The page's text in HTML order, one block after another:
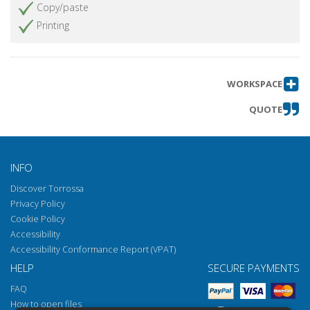
Gli autori del volume
Copy/paste
Printing
WORKSPACE
QUOTE
INFO
Discover Torrossa
Privacy Policy
Cookie Policy
Accessibility
Accessibility Conformance Report (VPAT)
HELP
FAQ
How to open files
SECURE PAYMENTS